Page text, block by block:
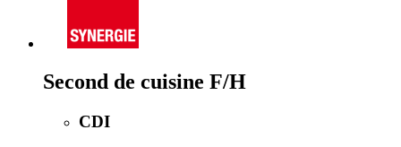
Second de cuisine F/H
CDI